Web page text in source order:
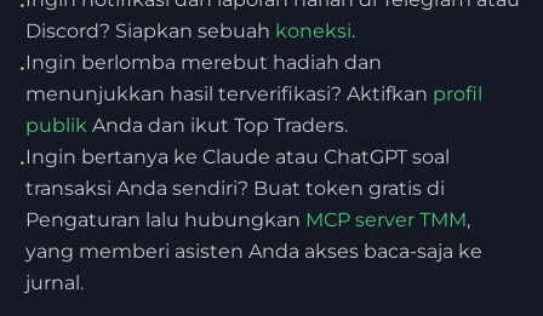
Discord? Siapkan sebuah koneksi.
•Ingin berlomba merebut hadiah dan
menunjukkan hasil terverifikasi? Aktifkan profil
publik Anda dan ikut Top Traders.
•Ingin bertanya ke Claude atau ChatGPT soal
transaksi Anda sendiri? Buat token gratis di
Pengaturan lalu hubungkan MCP server TMM,
yang memberi asisten Anda akses baca-saja ke
jurnal.